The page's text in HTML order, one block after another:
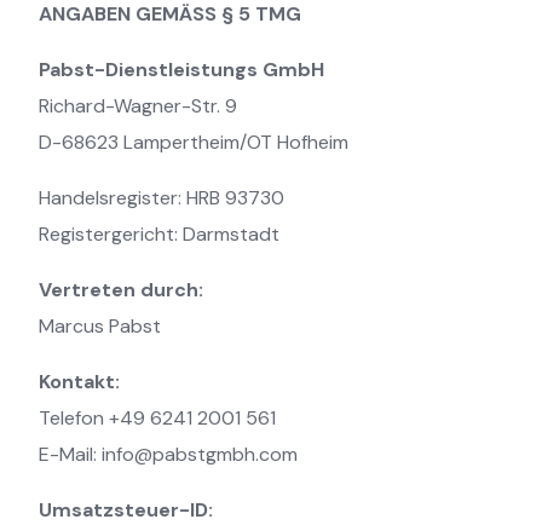
ANGABEN GEMÄSS § 5 TMG
Pabst-Dienstleistungs GmbH
Richard-Wagner-Str. 9
D-68623 Lampertheim/OT Hofheim
Handelsregister: HRB 93730
Registergericht: Darmstadt
Vertreten durch:
Marcus Pabst
Kontakt:
Telefon +49 6241 2001 561
E-Mail: info@pabstgmbh.com
Umsatzsteuer-ID: